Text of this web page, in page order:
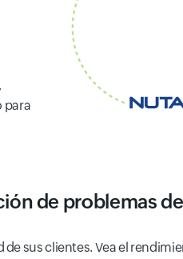
para
de problemas
sus clientes. Vea el